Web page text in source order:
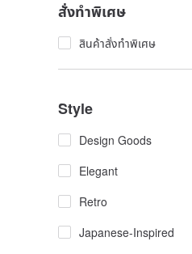
สั่งทำพิเศษ
สินค้าสั่งทำพิเศษ
Style
Design Goods
Elegant
Retro
Japanese-Inspired